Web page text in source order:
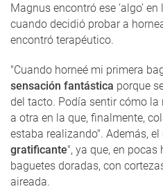
Magnus encontró ese ‘algo’
cuando decidió probar a
encontró terapéutico.
"Cuando horneé mi primera
sensación fantástica porque
del tacto. Podía sentir cómo
a otra en la que, finalmente,
estaba realizando". Además,
gratificante", ya que, en
baguetes doradas, con
aireada.